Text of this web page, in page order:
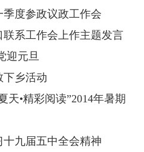
度参政议政工作会
系工作会上作主题发言
迎元旦
下乡活动
天•精彩阅读”2014年暑期
九届五中全会精神